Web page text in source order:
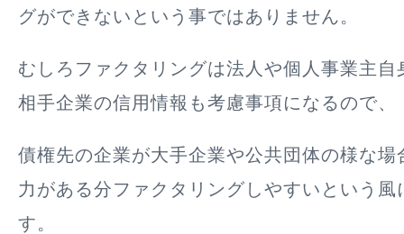
グができないという事ではありません。
むしろファクタリングは法人や個人事業主自
相手企業の信用情報も考慮事項になるので、
債権先の企業が大手企業や公共団体の様な場
力がある分ファクタリングしやすいという風
す。